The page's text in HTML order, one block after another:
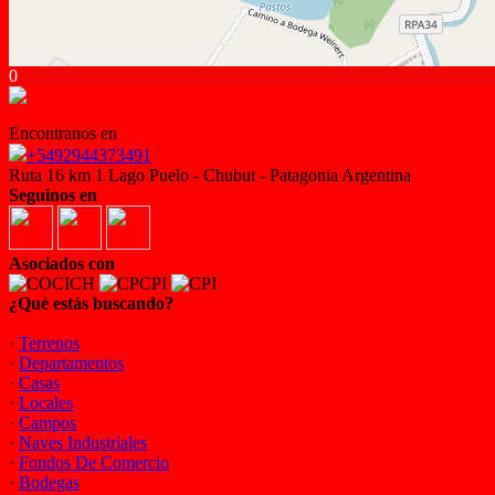
0
Encontranos en
+5492944373491
Ruta 16 km 1 Lago Puelo - Chubut - Patagonia Argentina
Seguinos en
Asociados con
¿Qué estás buscando?
· Terrenos
· Departamentos
· Casas
· Locales
· Campos
· Naves Industriales
· Fondos De Comercio
· Bodegas